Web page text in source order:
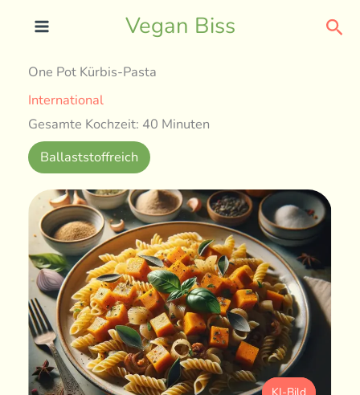
Vegan Biss
One Pot Kürbis-Pasta
International
Gesamte Kochzeit: 40 Minuten
Ballaststoffreich